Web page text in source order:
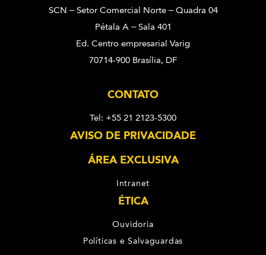
SCN – Setor Comercial Norte – Quadra 04
Pétala A – Sala 401
Ed. Centro empresarial Varig
70714-900 Brasília, DF
CONTATO
Tel: +55 21 2123-5300
AVISO DE PRIVACIDADE
ÁREA EXCLUSIVA
Intranet
ÉTICA
Ouvidoria
Políticas e Salvaguardas